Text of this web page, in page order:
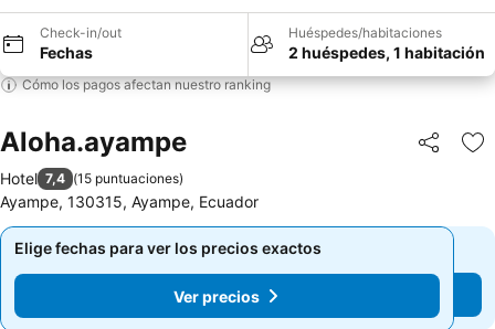
Check-in/out
Fechas
Huéspedes/habitaciones
2 huéspedes, 1 habitación
Cómo los pagos afectan nuestro ranking
Aloha.ayampe Compartir
Hotel 7,4 (15 puntuaciones)
Ayampe, 130315, Ayampe, Ecuador
Elige fechas para ver los precios exactos
Ver precios
Elige fechas para ver los precios exactos
Ver precios